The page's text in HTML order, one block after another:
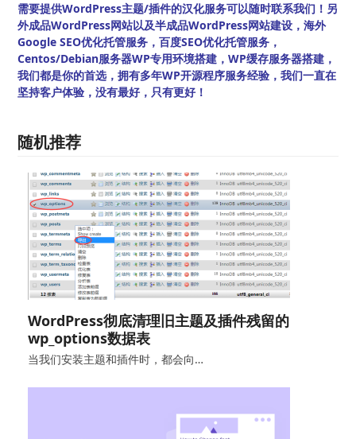
需要提供WordPress主题/插件的汉化服务可以随时联系我们！另
外成品WordPress网站以及半成品WordPress网站建设，海外
Google SEO优化托管服务，百度SEO优化托管服务，
Centos/Debian服务器WP专用环境搭建，WP缓存服务器搭建，
我们都是你的首选，拥有多年WP开源程序服务经验，我们一直在
坚持客户体验，没有最好，只有更好！
随机推荐
WordPress彻底清理旧主题及插件残留的
wp_options数据表
当我们安装主题和插件时，都会向…